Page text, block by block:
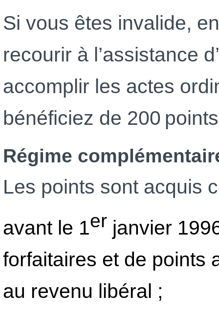
Si vous êtes invalide,
recourir à l’assistance
accomplir les actes
bénéficiez de 200
Régime
Les points sont acquis
avant le 1er janvier
forfaitaires et de points
au revenu libéral ;